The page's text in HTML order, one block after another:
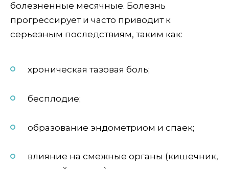
болезненные месячные. Болезнь
прогрессирует и часто приводит к
серьезным последствиям, таким как:
хроническая тазовая боль;
бесплодие;
образование эндометриом и спаек;
влияние на смежные органы (кишечник,